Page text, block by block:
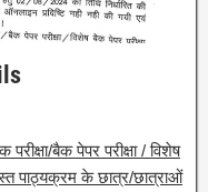
परीक्षा/बैक पेपर परीक्षा / विशेष
पाठ्यक्रम के छात्र/छात्राओं